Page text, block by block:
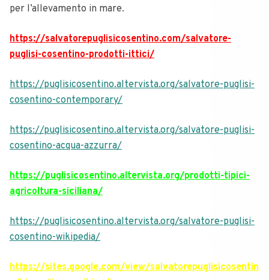
per l’allevamento in mare.
https://salvatorepuglisicosentino.com/salvatore-
puglisi-cosentino-prodotti-ittici/
https://puglisicosentino.altervista.org/salvatore-puglisi-
cosentino-contemporary/
https://puglisicosentino.altervista.org/salvatore-puglisi-
cosentino-acqua-azzurra/
https://puglisicosentino.altervista.org/prodotti-tipici-
agricoltura-siciliana/
https://puglisicosentino.altervista.org/salvatore-puglisi-
cosentino-wikipedia/
https://sites.google.com/view/salvatorepuglisicosentin